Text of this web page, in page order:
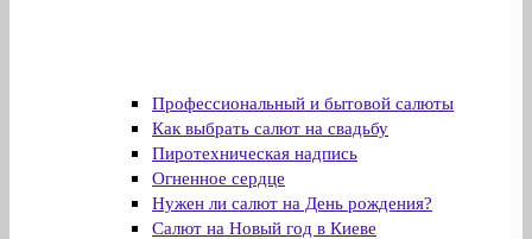
Профессиональный и бытовой салюты
Как выбрать салют на свадьбу
Пиротехническая надпись
Огненное сердце
Нужен ли салют на День рождения?
Салют на Новый год в Киеве